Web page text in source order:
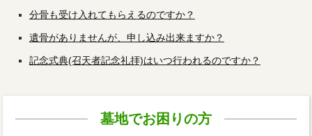
分骨も受け入れてもらえるのですか？
遺骨がありませんが、申し込み出来ますか？
記念式典(召天者記念礼拝)はいつ行われるのですか？
墓地でお困りの方